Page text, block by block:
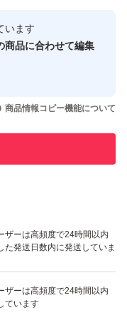
なユーザーです
させた実績があります
実績があります
ザーは高頻度で24時間以内
た発送日数内に発送していま
ザーは高頻度で24時間以内
ています
います
商品に合わせて編集
商品情報コピー機能について
いいね！
1,040